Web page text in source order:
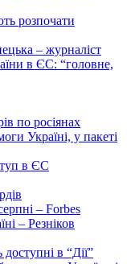
розпочати
– журналіст
в ЄС: “головне,
по росіянах
Україні, у пакеті
в ЄС
– Forbes
– Резніков
в “Дії”